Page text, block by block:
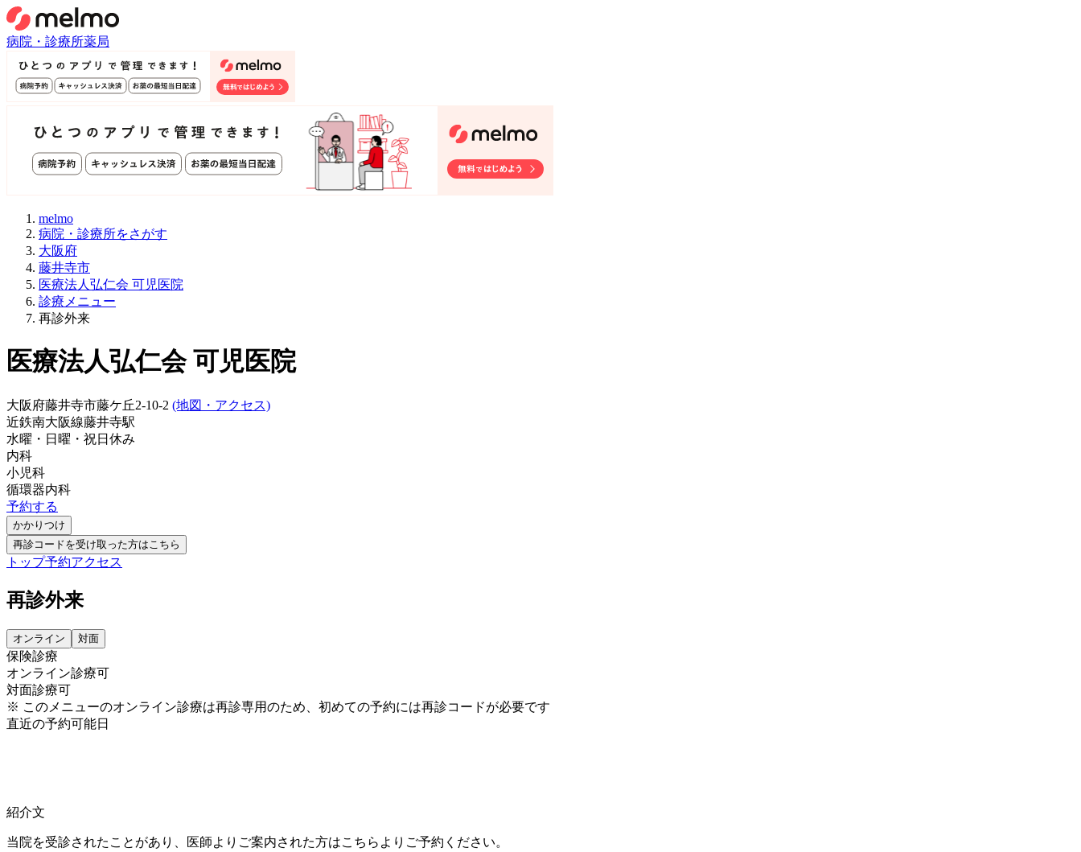
病院・診療所薬局
melmo
病院・診療所をさがす
大阪府
藤井寺市
医療法人弘仁会 可児医院
診療メニュー
再診外来
医療法人弘仁会 可児医院
大阪府藤井寺市藤ケ丘2-10-2 (地図・アクセス)
近鉄南大阪線藤井寺駅
水曜・日曜・祝日 休み
内科
小児科
循環器内科
予約する
かかりつけ
再診コードを受け取った方はこちら
トップ予約アクセス
再診外来
オンライン 対面
保険診療
オンライン診療可
対面診療可
※ このメニューのオンライン診療は再診専用のため、初めての予約には再診コードが必要です
直近の予約可能日
紹介文
当院を受診されたことがあり、医師よりご案内された方はこちらよりご予約ください。